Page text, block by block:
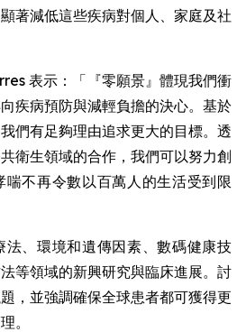
著減低這些疾病對個人、家庭及社
表示：「『零願景』體現我們衝
疾病預防與減輕負擔的決心。基於
們有足夠理由追求更大的目標。透
衛生領域的合作，我們可以努力創
不再令數以百萬人的生活受到限
法、環境和遺傳因素、數碼健康技
等領域的新興研究與臨床進展。討
，並強調確保全球患者都可獲得更
。